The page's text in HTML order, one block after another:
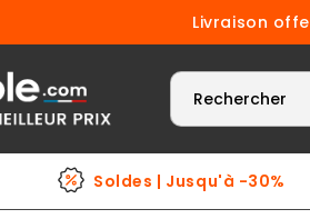
Livraison
Soldes | Jusqu'à -30%